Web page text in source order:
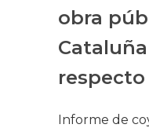
obra
respecto
Informe de